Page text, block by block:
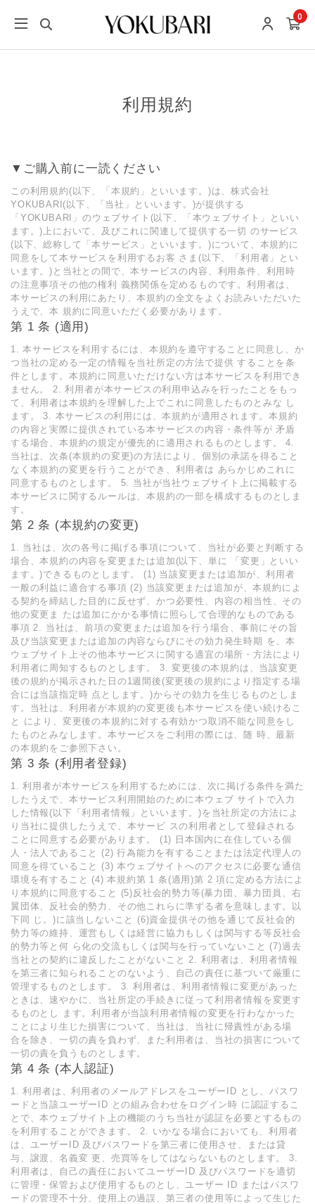
0
利用規約
▼ご購入前に一読ください
この利用規約(以下、「本規約」といいます。)は、株式会社
YOKUBARI(以下、「当社」といいます。)が提供する
「YOKUBARI」のウェブサイト(以下、「本ウェブサイト」といい
ます。)上において、及びこれに関連して提供する一切 のサービス
(以下、総称して「本サービス」といいます。)について、本規約に
同意をして本サービスを利用するお客 さま(以下、「利用者」とい
います。)と当社との間で、本サービスの内容、利用条件、利用時
の注意事項その他の権利 義務関係を定めるものです。利用者は、
本サービスの利用にあたり、本規約の全文をよくお読みいただいた
うえで、本 規約に同意いただく必要があります。
第 1 条 (適用)
1. 本サービスを利用するには、本規約を遵守することに同意し、か
つ当社の定める一定の情報を当社所定の方法で提供 することを条
件とします。本規約に同意いただけない方は本サービスを利用でき
ません。 2. 利用者が本サービスの利用申込みを行ったことをもっ
て、利用者は本規約を理解した上でこれに同意したものとみな し
ます。 3. 本サービスの利用には、本規約が適用されます。本規約
の内容と実際に提供されている本サービスの内容・条件等が 矛盾
する場合、本規約の規定が優先的に適用されるものとします。 4.
当社は、次条(本規約の変更)の方法により、個別の承諾を得ること
なく本規約の変更を行うことができ、利用者は あらかじめこれに
同意するものとします。 5. 当社が当社ウェブサイト上に掲載する
本サービスに関するルールは、本規約の一部を構成するものとしま
す。
第 2 条 (本規約の変更)
1. 当社は、次の各号に掲げる事項について、当社が必要と判断する
場合、本規約の内容を変更または追加(以下、単に 「変更」といい
ます。)できるものとします。 (1) 当該変更または追加が、利用者
一般の利益に適合する事項 (2) 当該変更または追加が、本規約によ
る契約を締結した目的に反せず、かつ必要性、内容の相当性、その
他の変更ま たは追加にかかる事情に照らして合理的なものである
事項 2. 当社は、前項の変更または追加を行う場合、事前にその旨
及び当該変更または追加の内容ならびにその効力発生時期 を、本
ウェブサイト上その他本サービスに関する適宜の場所・方法により
利用者に周知するものとします。 3. 変更後の本規約は、当該変更
後の規約が掲示された日の1週間後(変更後の規約により指定する場
合には当該指定時 点とします。)からその効力を生じるものとしま
す。当社は、利用者が本規約の変更後も本サービスを使い続けるこ
と により、変更後の本規約に対する有効かつ取消不能な同意をし
たものとみなします。本サービスをご利用の際には、随 時、最新
の本規約をご参照下さい。
第 3 条 (利用者登録)
1. 利用者が本サービスを利用するためには、次に掲げる条件を満た
したうえで、本サービス利用開始のために本ウェブ サイトで入力
した情報(以下「利用者情報」といいます。)を当社所定の方法によ
り当社に提供したうえで、本サービ スの利用者として登録される
ことに同意する必要があります。 (1) 日本国内に在住している個
人・法人であること (2) 行為能力を有することまたは法定代理人の
同意を得ていること (3) 本ウェブサイトへのアクセスに必要な通信
環境を有すること (4) 本規約第 1 条(適用)第 2 項に定める方法によ
り本規約に同意すること (5)反社会的勢力等(暴力団、暴力団員、右
翼団体、反社会的勢力、その他これらに準ずる者を意味します。以
下同 じ。)に該当しないこと (6)資金提供その他を通じて反社会的
勢力等の維持、運営もしくは経営に協力もしくは関与する等反社会
的勢力等と何 ら化の交流もしくは関与を行っていないこと (7)過去
当社との契約に違反したことがないこと 2. 利用者は、利用者情報
を第三者に知られることのないよう、自己の責任に基づいて厳重に
管理するものとします。 3. 利用者は、利用者情報に変更があった
ときは、速やかに、当社所定の手続きに従って利用者情報を変更す
るものとし ます。利用者が当該利用者情報の変更を行わなかった
ことにより生じた損害について、当社は、当社に帰責性がある場
合を除き、一切の責を負わず、また利用者は、当社の損害について
一切の責を負うものとします。
第 4 条 (本人認証)
1. 利用者は、利用者のメールアドレスをユーザーID とし、パスワ
ードと当該ユーザーID との組み合わせをログイン時 に認証するこ
とで、本ウェブサイト上の機能のうち当社が認証を必要とするもの
を利用することができます。 2. いかなる場合においても、利用者
は、ユーザーID 及びパスワードを第三者に使用させ、または貸
与、譲渡、名義変 更、売買等をしてはならないものとします。 3.
利用者は、自己の責任においてユーザーID 及びパスワードを適切
に管理・保管および使用するものとし、ユーザー ID またはパスワ
ードの管理不十分、使用上の過誤、第三者の使用等によって生じた